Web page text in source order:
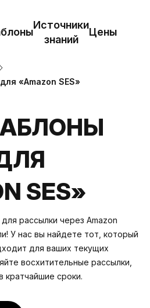
Источники
знаний
Цены
«Amazon SES»
SES»
рассылки через Amazon
У нас вы найдете тот, который
для ваших текущих
восхитительные рассылки,
кратчайшие сроки.